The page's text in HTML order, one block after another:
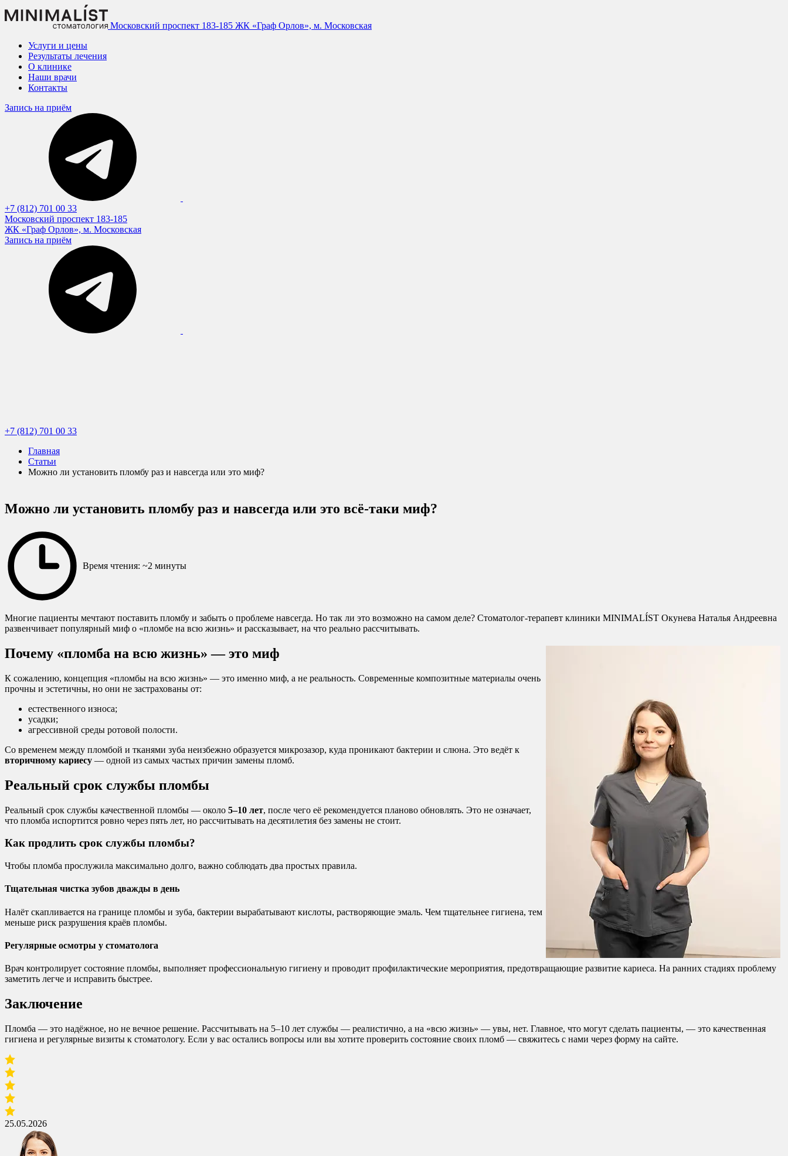
Московский проспект 183-185 ЖК «Граф Орлов», м. Московская
Услуги и цены
Результаты лечения
О клинике
Наши врачи
Контакты
Запись на приём
+7 (812) 701 00 33
Московский проспект 183-185
ЖК «Граф Орлов», м. Московская
Запись на приём
+7 (812) 701 00 33
Главная
Статьи
Можно ли установить пломбу раз и навсегда или это миф?
Можно ли установить пломбу раз и навсегда или это всё-таки миф?
Время чтения: ~2 минуты
Многие пациенты мечтают поставить пломбу и забыть о проблеме навсегда. Но так ли это возможно на самом деле? Стоматолог-терапевт клиники MINIMALÍST Окунева Наталья Андреевна
развенчивает популярный миф о «пломбе на всю жизнь» и рассказывает, на что реально рассчитывать.
Почему «пломба на всю жизнь» — это миф
К сожалению, концепция «пломбы на всю жизнь» — это именно миф, а не реальность. Современные композитные материалы очень
прочны и эстетичны, но они не застрахованы от:
естественного износа;
усадки;
агрессивной среды ротовой полости.
Со временем между пломбой и тканями зуба неизбежно образуется микрозазор, куда проникают бактерии и слюна. Это ведёт к
вторичному кариесу — одной из самых частых причин замены пломб.
Реальный срок службы пломбы
Реальный срок службы качественной пломбы — около 5–10 лет, после чего её рекомендуется планово обновлять. Это не означает,
что пломба испортится ровно через пять лет, но рассчитывать на десятилетия без замены не стоит.
Как продлить срок службы пломбы?
Чтобы пломба прослужила максимально долго, важно соблюдать два простых правила.
Тщательная чистка зубов дважды в день
Налёт скапливается на границе пломбы и зуба, бактерии вырабатывают кислоты, растворяющие эмаль. Чем тщательнее гигиена, тем
меньше риск разрушения краёв пломбы.
Регулярные осмотры у стоматолога
Врач контролирует состояние пломбы, выполняет профессиональную гигиену и проводит профилактические мероприятия, предотвращающие развитие кариеса. На ранних стадиях проблему
заметить легче и исправить быстрее.
Заключение
Пломба — это надёжное, но не вечное решение. Рассчитывать на 5–10 лет службы — реалистично, а на «всю жизнь» — увы, нет. Главное, что могут сделать пациенты, — это качественная
гигиена и регулярные визиты к стоматологу. Если у вас остались вопросы или вы хотите проверить состояние своих пломб — свяжитесь с нами через форму на сайте.
25.05.2026